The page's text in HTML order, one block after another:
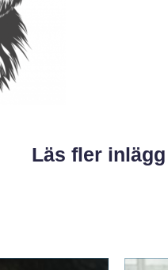
Läs fler